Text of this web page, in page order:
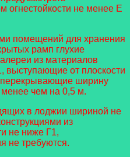
огнестойкости не менее Е
помещений для хранения
рамп глухие
из материалов
выступающие от плоскости
ширину
чем на 0,5 м.
в лоджии шириной не
из
не ниже Г1,
не требуются.